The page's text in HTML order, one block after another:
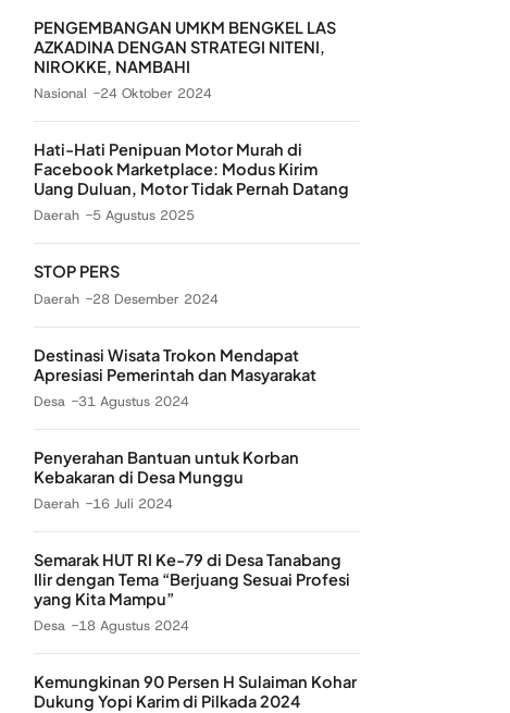
PENGEMBANGAN UMKM BENGKEL LAS
AZKADINA DENGAN STRATEGI NITENI,
NIROKKE, NAMBAHI
Nasional 24 Oktober 2024
Hati-Hati Penipuan Motor Murah di
Facebook Marketplace: Modus Kirim
Uang Duluan, Motor Tidak Pernah Datang
Daerah 5 Agustus 2025
STOP PERS
Daerah 28 Desember 2024
Destinasi Wisata Trokon Mendapat
Apresiasi Pemerintah dan Masyarakat
Desa 31 Agustus 2024
Penyerahan Bantuan untuk Korban
Kebakaran di Desa Munggu
Daerah 16 Juli 2024
Semarak HUT RI Ke-79 di Desa Tanabang
Ilir dengan Tema “Berjuang Sesuai Profesi
yang Kita Mampu”
Desa 18 Agustus 2024
Kemungkinan 90 Persen H Sulaiman Kohar
Dukung Yopi Karim di Pilkada 2024